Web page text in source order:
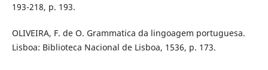
193-218, p. 193.
OLIVEIRA, F. de O. Grammatica da lingoagem portuguesa.
Lisboa: Biblioteca Nacional de Lisboa, 1536, p. 173.